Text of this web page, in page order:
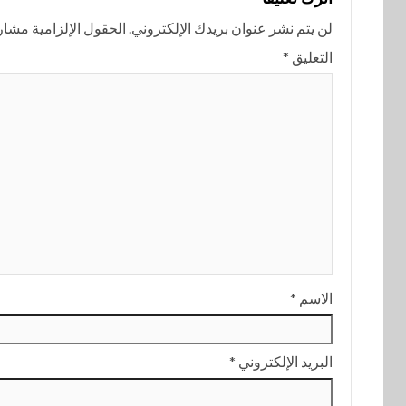
لن يتم نشر عنوان بريدك الإلكتروني. الحقول الإلزامية مشار
التعليق *
الاسم *
البريد الإلكتروني *